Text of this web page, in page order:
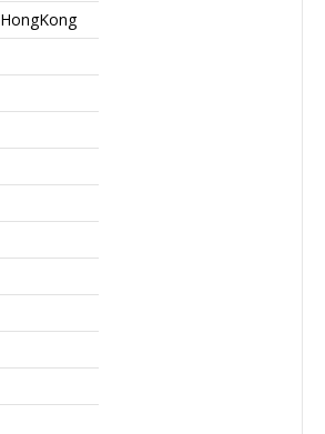
HongKong